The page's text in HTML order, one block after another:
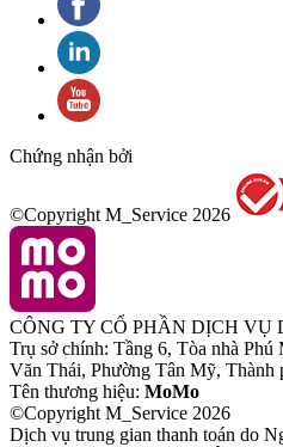
Chứng nhận bởi
©Copyright M_Service 2026
CÔNG TY CỔ PHẦN DỊCH VỤ
Trụ sở chính: Tầng 6, Tòa nhà
Văn Thái, Phường Tân Mỹ, Thành
Tên thương hiệu: MoMo
©Copyright M_Service 2026
Dịch vụ trung gian thanh toán do